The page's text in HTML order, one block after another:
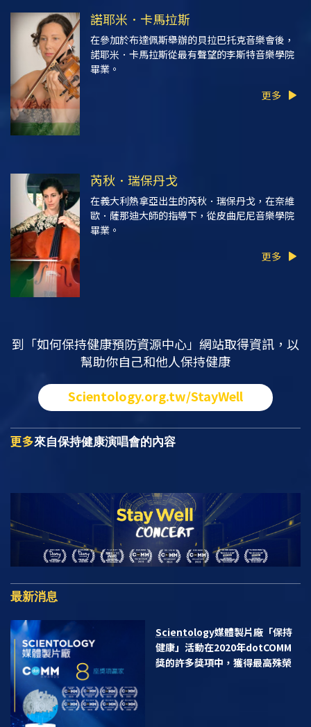
諾耶米．卡馬拉斯
在參加於布達佩斯舉辦的貝拉巴托克音樂會後，
諾耶米．卡馬拉斯從最有聲望的李斯特音樂學院
畢業。
更多
芮秋．瑞保丹戈
在義大利熱拿亞出生的芮秋．瑞保丹戈，在奈維
歐．薩那迪大師的指導下，從皮曲尼尼音樂學院
畢業。
更多
到「如何保持健康預防資源中心」網站取得資訊，以
幫助你自己和他人保持健康
Scientology.org.tw/StayWell
更多來自保持健康演唱會的內容
最新消息
Scientology媒體製片廠「保持
健康」活動在2020年dotCOMM
獎的許多獎項中，獲得最高殊榮